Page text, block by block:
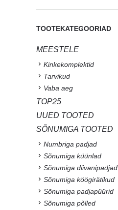
TOOTEKATEGOORIAD
MEESTELE
Kinkekomplektid
Tarvikud
Vaba aeg
TOP25
UUED TOOTED
SÕNUMIGA TOOTED
Numbriga padjad
Sõnumiga küünlad
Sõnumiga diivanipadjad
Sõnumiga köögirätikud
Sõnumiga padjapüürid
Sõnumiga põlled